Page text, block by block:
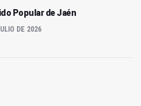
Popular de Jaén
DE 2026